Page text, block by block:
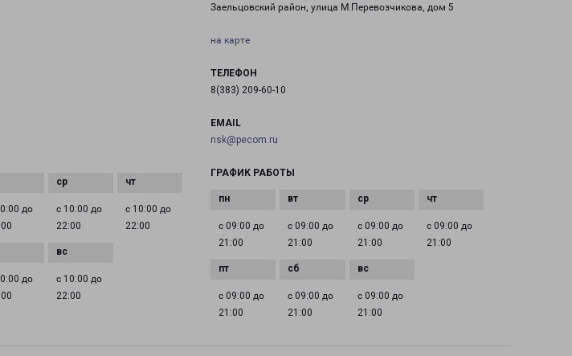
до
с 10:00 до
22:00
с 10:00 до
22:00
до
с 10:00 до
22:00
Заельцовский район, улица М.Перевозчикова, дом 5
на карте
ТЕЛЕФОН
8(383) 209-60-10
EMAIL
nsk@pecom.ru
ГРАФИК РАБОТЫ
с 09:00 до
21:00
с 09:00 до
21:00
с 09:00 до
21:00
с 09:00 до
21:00
с 09:00 до
21:00
с 09:00 до
21:00
с 09:00 до
21:00